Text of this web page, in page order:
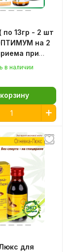
по 13гр - 2 шт
при
в наличии
для